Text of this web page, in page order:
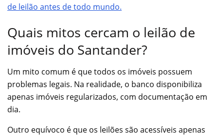
de leilão antes de todo mundo.
Quais mitos cercam o leilão de
imóveis do Santander?
Um mito comum é que todos os imóveis possuem
problemas legais. Na realidade, o banco disponibiliza
apenas imóveis regularizados, com documentação em
dia.
Outro equívoco é que os leilões são acessíveis apenas